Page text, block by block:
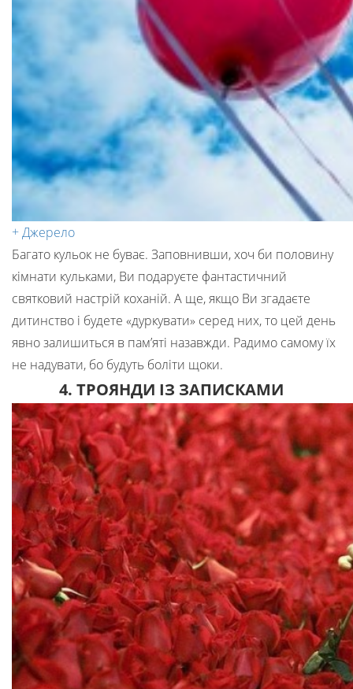
+ Джерело
Багато кульок не буває. Заповнивши, хоч би половину
кімнати кульками, Ви подаруєте фантастичний
святковий настрій коханій. А ще, якщо Ви згадаєте
дитинство і будете «дуркувати» серед них, то цей день
явно залишиться в пам’яті назавжди. Радимо самому їх
не надувати, бо будуть боліти щоки.
4. ТРОЯНДИ ІЗ ЗАПИСКАМИ